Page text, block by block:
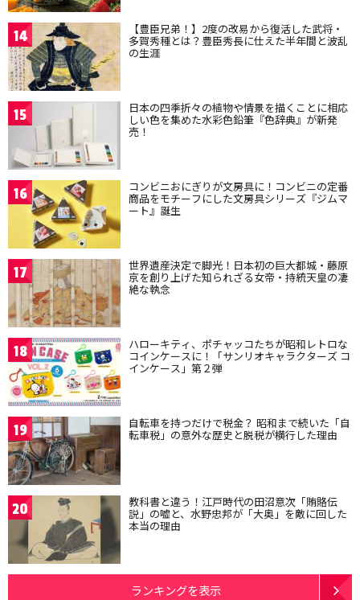
14 【豊臣兄弟！】2度の改易から復活した武将・
多賀秀種とは？豊臣秀長に仕えた半年間と波乱
の生涯
15 日本の四季折々の植物や情景を描くことに相応
しい色を集めた水彩色鉛筆『色辞典』が新発
売！
16 コンビニおにぎりが文房具に！コンビニの定番
商品をモチーフにした文房具シリーズ『ジムマ
ート』誕生
17 世界遺産決定で脚光！日本初の巨大都城・藤原
京を創り上げた知られざる女帝・持統天皇の凄
絶な執念
18 ハローキティ、ポチャッコたちが昭和レトロな
コインケースに！「サンリオキャラクターズ コ
インケース」第２弾
19 自転車を持つだけで税金？ 昭和まで続いた「自
転車税」の意外な歴史と脱税が横行した理由
20 教科書と違う！江戸時代の田沼意次「賄賂伝
説」の嘘と、水野忠邦が「大奥」を敵に回した
本当の理由
ランキングを表示